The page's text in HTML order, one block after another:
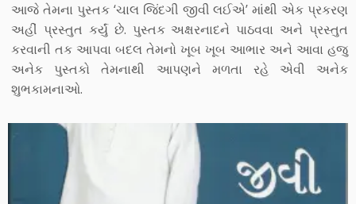
આજે તેમના પુસ્તક ‘ચાલ જિંદગી જીવી લઈએ’ માંથી એક પ્રકરણ
અહીં પ્રસ્તુત કર્યું છે. પુસ્તક અક્ષરનાદને પાઠવવા અને પ્રસ્તુત
કરવાની તક આપવા બદલ તેમનો ખૂબ ખૂબ આભાર અને આવા હજુ
અનેક પુસ્તકો તેમનાથી આપણને મળતા રહે એવી અનેક
શુભકામનાઓ.